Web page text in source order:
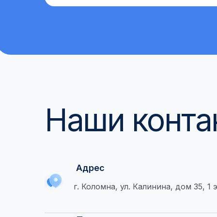
Наши
Адрес
г. Коломна, ул. Калинина, дом 35, 1